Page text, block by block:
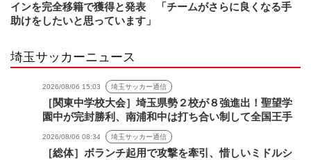
インを完全移籍で獲得と発表 「チームがさらに良くなる手
助けをしたいと思っています」
埼玉サッカーニュース
2026/08/06 15:03 埼玉サッカー通信
［関東中学校大会］埼玉県勢２校が８強進出！聖望学
園中が完封勝利、南浦和中は打ち合い制して全国王手
2026/08/06 08:34 埼玉サッカー通信
［総体］ボランチ起用で攻撃を牽引、惜しいミドルシ